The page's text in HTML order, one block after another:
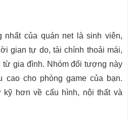
nhất của quán net là sinh viên,
gian tự do, tài chính thoải mái,
từ gia đình. Nhóm đối tượng này
cao cho phòng game của bạn.
hơn về cấu hình, nội thất và